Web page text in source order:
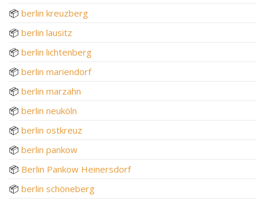
📦 berlin kreuzberg
📦 berlin lausitz
📦 berlin lichtenberg
📦 berlin mariendorf
📦 berlin marzahn
📦 berlin neuköln
📦 berlin ostkreuz
📦 berlin pankow
📦 Berlin Pankow Heinersdorf
📦 berlin schöneberg